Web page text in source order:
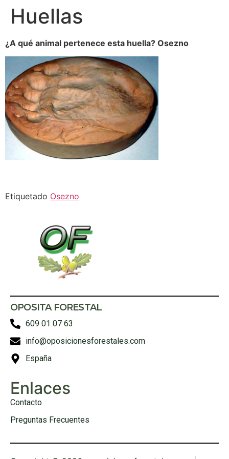
Huellas
¿A qué animal pertenece esta huella? Osezno
Etiquetado Osezno
OPOSITA FORESTAL
609 01 07 63
info@oposicionesforestales.com
España
Enlaces
Contacto
Preguntas Frecuentes